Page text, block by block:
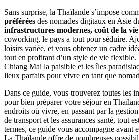
Sans surprise, la Thaïlande s’impose
préférées des nomades digitaux en Asie
infrastructures modernes, coût de la
coworking, le pays a tout pour séduire.
loisirs variée, et vous obtenez un cadre
tout en profitant d’un style de vie
Chiang Mai la paisible et les îles
lieux parfaits pour vivre en tant que
Dans ce guide, vous trouverez toutes les
pour bien préparer votre séjour en
endroits où vivre, en passant par la
de transport et les assurances santé, tout
termes, ce guide vous accompagne avant